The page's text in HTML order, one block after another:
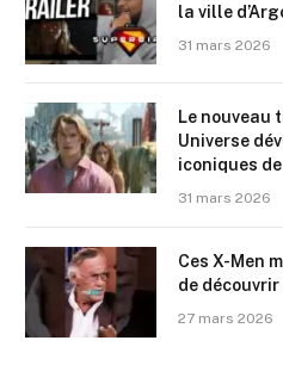
la ville
31 mars 2026
Le nouveau
Universe
iconiques
31 mars 2026
Ces X-Men
de découvrir
27 mars 2026